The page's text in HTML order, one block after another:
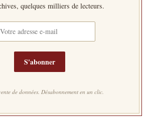
quelques milliers de lecteurs.
S'abonner
de données. Désabonnement en un clic.